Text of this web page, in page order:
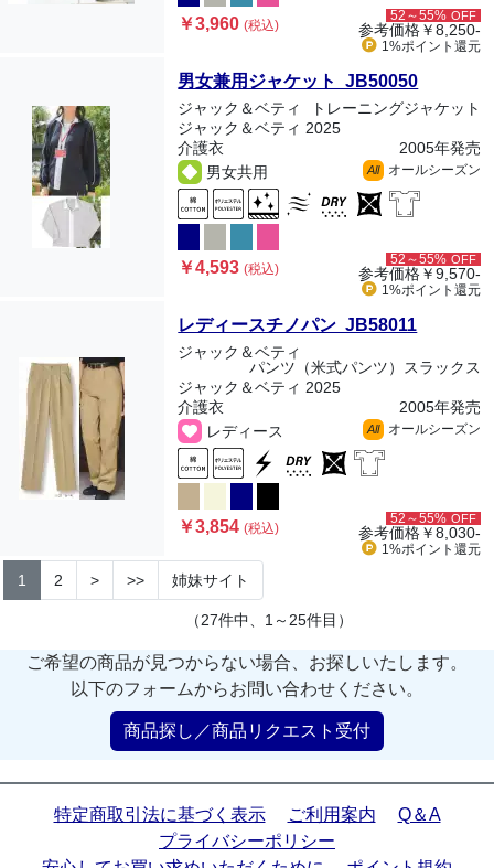
￥3,960(税込)
52～55% OFF
参考価格￥8,250-
1%ポイント 還元
男女兼用ジャケット JB50050
ジャック＆ベティ
トレーニングジャケット
ジャック＆ベティ 2025
介護衣
2005年発売
男女共用
All オールシーズン
￥4,593(税込)
52～55% OFF
参考価格￥9,570-
1%ポイント 還元
レディースチノパン JB58011
ジャック＆ベティ
パンツ（米式パンツ）スラックス
ジャック＆ベティ 2025
介護衣
2005年発売
レディース
All オールシーズン
￥3,854(税込)
52～55% OFF
参考価格￥8,030-
1%ポイント 還元
1 2 > >> 姉妹サイト
（27件中、1～25件目）
ご希望の商品が見つからない場合、お探しいたします。
以下のフォームからお問い合わせください。
商品探し／商品リクエスト受付
特定商取引法に基づく表示 ご利用案内
Q＆A
プライバシーポリシー